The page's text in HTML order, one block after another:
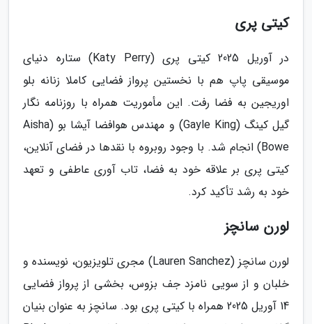
کیتی پری
در آوریل 2025 کیتی پری (Katy Perry) ستاره دنیای
موسیقی پاپ هم با نخستین پرواز فضایی کاملا زنانه بلو
اوریجین به فضا رفت. این مأموریت همراه با روزنامه نگار
گیل کینگ (Gayle King) و مهندس هوافضا آیشا بو (Aisha
Bowe) انجام شد. با وجود روبروه با نقدها در فضای آنلاین،
کیتی پری بر علاقه خود به فضا، تاب آوری عاطفی و تعهد
خود به رشد تأکید کرد.
لورن سانچز
لورن سانچز (Lauren Sanchez) مجری تلویزیون، نویسنده و
خلبان و از سویی نامزد جف بزوس، بخشی از پرواز فضایی
14 آوریل 2025 همراه با کیتی پری بود. سانچز به عنوان بنیان